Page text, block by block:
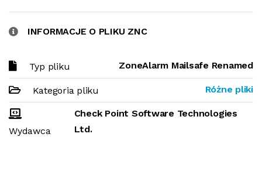
INFORMACJE O PLIKU ZNC
Typ pliku ZoneAlarm Mailsafe Renamed
Kategoria pliku Różne pliki
Wydawca
Check Point Software Technologies
Ltd.